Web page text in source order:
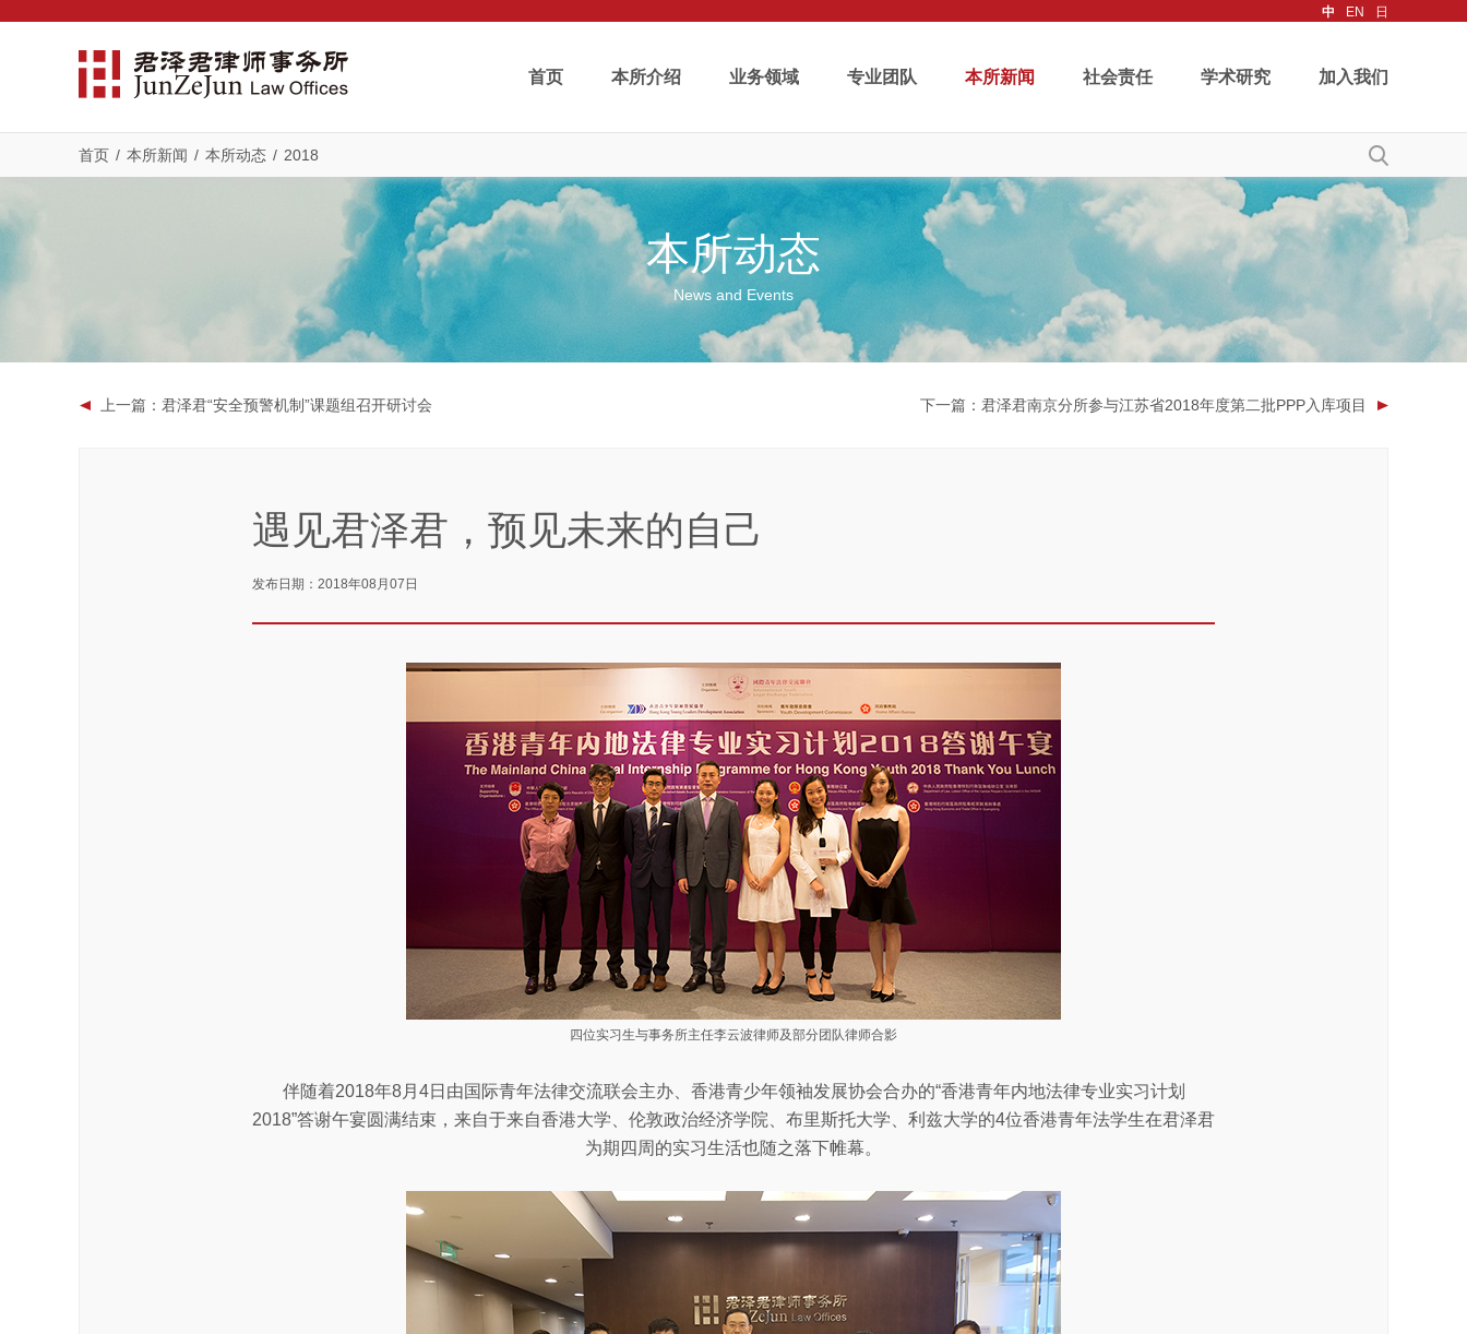
中 EN 日
首页 本所介绍 业务领域 专业团队 本所新闻 社会责任 学术研究 加入我们
首页 / 本所新闻 / 本所动态 / 2018
本所动态
News and Events
上一篇 ：君泽君“安全预警机制”课题组召开研讨会 下一篇 ：君泽君南京分所参与江苏省2018年度第二批PPP入库项目
遇见君泽君，预见未来的自己
发布日期：2018年08月07日
四位实习生与事务所主任李云波律师及部分团队律师合影
伴随着2018年8月4日由国际青年法律交流联会主办、香港青少年领袖发展协会合办的“香港青年内地法律专业实习计划
2018”答谢午宴圆满结束，来自于来自香港大学、伦敦政治经济学院、布里斯托大学、利兹大学的4位香港青年法学生在君泽君
为期四周的实习生活也随之落下帷幕。